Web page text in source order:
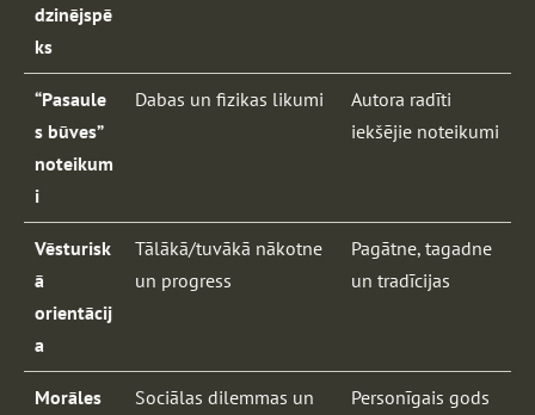
dzinējspē
ks
“Pasaule
s būves”
noteikum
i
Dabas un fizikas likumi
Autora radīti
iekšējie noteikumi
Vēsturisk
ā
orientācij
a
Tālākā/tuvākā nākotne
un progress
Pagātne, tagadne
un tradīcijas
Morāles
Sociālas dilemmas un
Personīgais gods